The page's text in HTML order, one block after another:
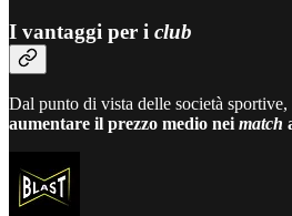
I vantaggi per i club
Dal punto di vista delle società
aumentare il prezzo medio neimatch